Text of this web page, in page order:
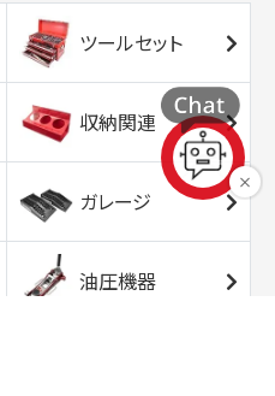
ツールセット
収納関連
ガレージ
油圧機器